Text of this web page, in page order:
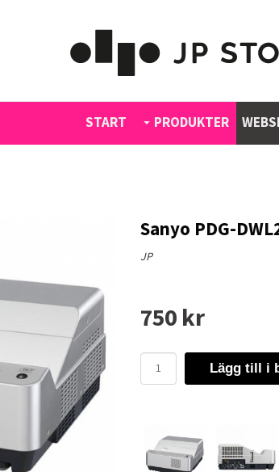
START PRODUKTER
Sanyo PDG-
JP
750 kr
Lägg till i